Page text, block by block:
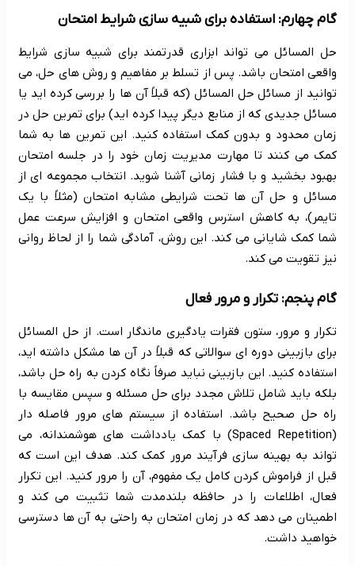
گام چهارم: استفاده برای شبیه سازی شرایط امتحان
حل المسائل می تواند ابزاری قدرتمند برای شبیه سازی شرایط
واقعی امتحان باشد. پس از تسلط بر مفاهیم و روش های حل، می
توانید از مسائل حل المسائل (که قبلاً آن ها را بررسی کرده اید یا
مسائل جدیدی که از منابع دیگر پیدا کرده اید) برای تمرین حل در
زمان محدود و بدون کمک استفاده کنید. این تمرین ها به شما
کمک می کنند تا مهارت مدیریت زمان خود را در جلسه امتحان
بهبود بخشید و با فشار زمانی آشنا شوید. انتخاب مجموعه ای از
مسائل و حل آن ها تحت شرایطی مشابه امتحان (مثلاً با یک
تایمر)، به کاهش استرس واقعی امتحان و افزایش سرعت عمل
شما کمک شایانی می کند. این روش، آمادگی شما را از لحاظ روانی
نیز تقویت می کند.
گام پنجم: تکرار و مرور فعال
تکرار و مرور، ستون فقرات یادگیری ماندگار است. از حل المسائل
برای بازبینی دوره ای سوالاتی که قبلاً در آن ها مشکل داشته اید،
استفاده کنید. این بازبینی نباید صرفاً نگاه کردن به راه حل باشد،
بلکه باید شامل تلاش مجدد برای حل مسئله و سپس مقایسه با
راه حل صحیح باشد. استفاده از سیستم های مرور فاصله دار
(Spaced Repetition) با کمک یادداشت های هوشمندانه، می
تواند به بهینه سازی فرآیند مرور کمک کند. هدف این است که
قبل از فراموش کردن کامل یک مفهوم، آن را مرور کنید. این تکرار
فعال، اطلاعات را در حافظه بلندمدت شما تثبیت می کند و
اطمینان می دهد که در زمان امتحان به راحتی به آن ها دسترسی
خواهید داشت.